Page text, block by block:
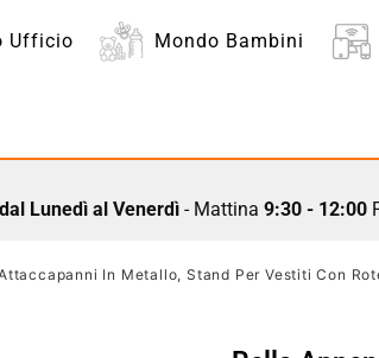
Ufficio Mondo Bambini
dal Lunedì al Venerdì- Mattina 9:30 - 12:00
In Metallo, Stand Per Vestiti Con